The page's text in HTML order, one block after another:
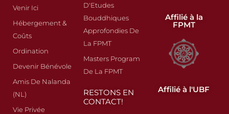
Venir Ici
Hébergement &
Coûts
Ordination
Devenir Bénévole
Amis De Nalanda
(NL)
Vie Privée
D'Etudes
Bouddhiques
Approfondies De
La FPMT
Masters Program
De La FPMT
RESTONS EN
CONTACT!
Affilié à la
FPMT
Affilié à l'UBF